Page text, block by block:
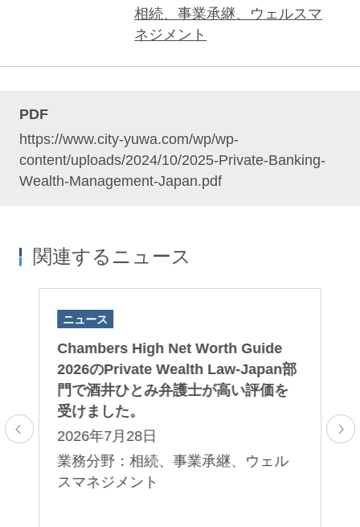
相続、事業承継、ウェルスマ
ネジメント
PDF
https://www.city-yuwa.com/wp/wp-
content/uploads/2024/10/2025-Private-Banking-
Wealth-Management-Japan.pdf
関連するニュース
ニュース
Chambers High Net Worth Guide
2026のPrivate Wealth Law-Japan部
門で酒井ひとみ弁護士が高い評価を
受けました。
2026年7月28日
業務分野：相続、事業承継、ウェル
スマネジメント
受